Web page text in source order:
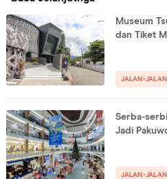
Museum
dan Tiket
JALAN-JALAN
Serba-
Jadi
JALAN-JALAN